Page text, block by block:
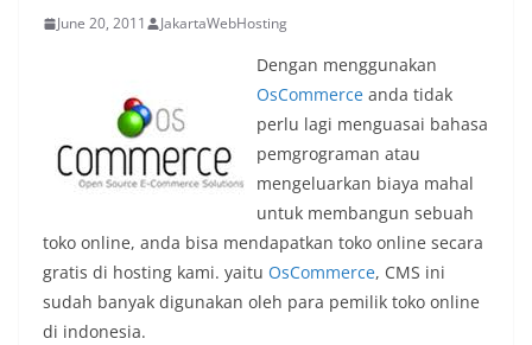
June 20, 2011 JakartaWebHosting
Dengan menggunakan
OsCommerce anda tidak
perlu lagi menguasai bahasa
pemgrograman atau
mengeluarkan biaya mahal
untuk membangun sebuah
toko online, anda bisa mendapatkan toko online secara
gratis di hosting kami. yaitu OsCommerce, CMS ini
sudah banyak digunakan oleh para pemilik toko online
di indonesia.